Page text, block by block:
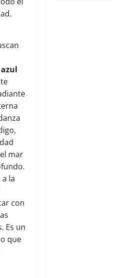
azul
mar
la
con
Es un
que